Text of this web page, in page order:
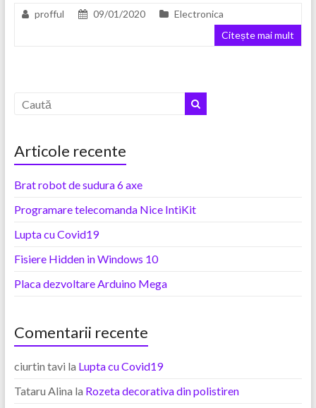
profful 09/01/2020
Electronica
Citește mai mult
Articole recente
Brat robot de sudura 6 axe
Programare telecomanda Nice IntiKit
Lupta cu Covid19
Fisiere Hidden in Windows 10
Placa dezvoltare Arduino Mega
Comentarii recente
ciurtin tavi la Lupta cu Covid19
Tataru Alina la Rozeta decorativa din polistiren